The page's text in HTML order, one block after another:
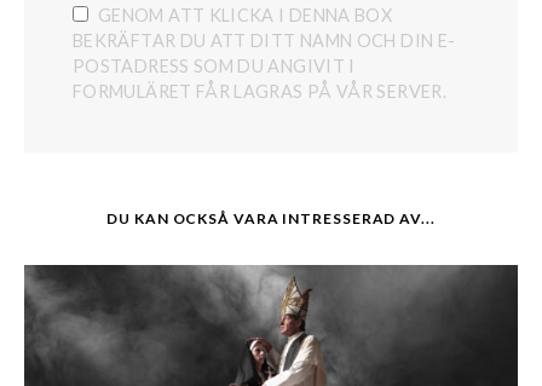
GENOM ATT KLICKA I DENNA BOX
BEKRÄFTAR DU ATT DITT NAMN OCH DIN E-
POSTADRESS SOM DU ANGIVIT I
FORMULÄRET FÅR LAGRAS PÅ VÅR SERVER.
DU KAN OCKSÅ VARA INTRESSERAD AV...